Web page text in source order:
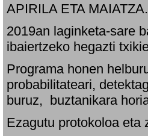
APIRILA ETA MAIATZA.
2019an laginketa-sare
ibaiertzeko hegazti
Programa honen
probabilitateari,
buruz, buztanikara
Ezagutu protokoloa eta